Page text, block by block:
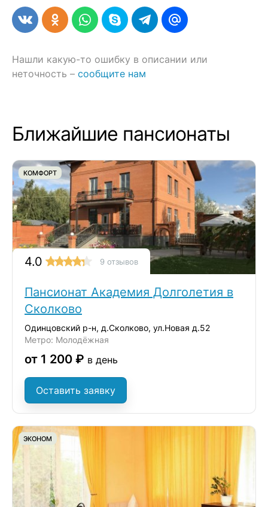
Нашли какую-то ошибку в описании или
неточность – сообщите нам
Ближайшие пансионаты
КОМФОРТ
4.0 9 отзывов
Пансионат Академия Долголетия в
Сколково
Одинцовский р-н, д.Сколково, ул.Новая д.52
Метро: Молодёжная
от 1 200 ₽ в день
Оставить заявку
ЭКОНОМ